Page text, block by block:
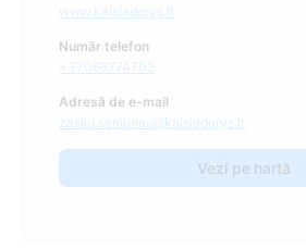
www.kaisiadorys.lt
Număr telefon
+37068774702
Adresă de e-mail
zasliu.seniunas@kaisiadorys.lt
Vezi pe hartă